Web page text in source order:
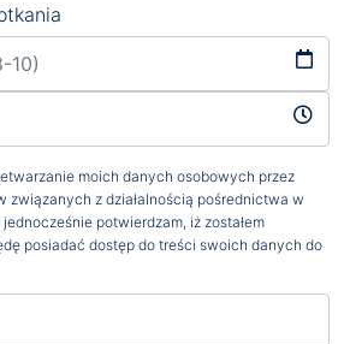
moich danych osobowych przez
związanych z działalnością pośrednictwa w
potwierdzam, iż zostałem
posiadać dostęp do treści swoich danych do